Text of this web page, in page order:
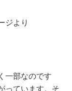
ジより
一部なのです
っています。そ